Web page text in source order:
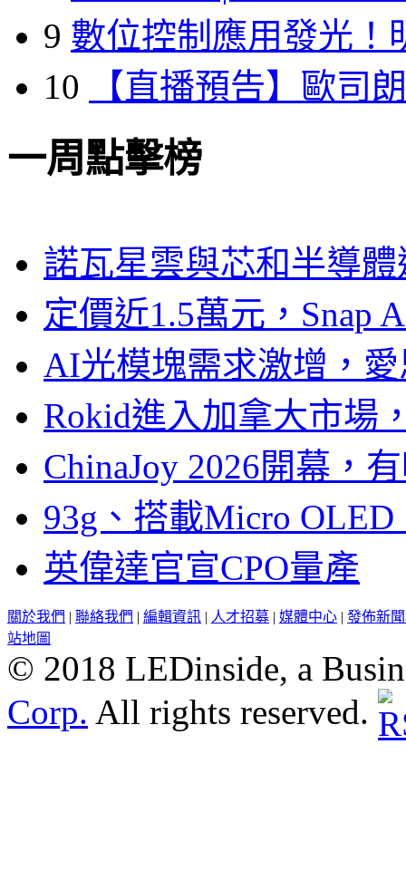
9 數位控制應用發光！
10
【直播預告】歐司
一周點擊榜
諾瓦星雲與芯和半導
定價近1.5萬元，Snap
AI光模塊需求激增，
Rokid進入加拿大市場
ChinaJoy 2026開幕，
93g、搭載Micro
英偉達官宣CPO量產
關於我們 | 聯絡我們 | 編輯資訊 | 人才招募 | 媒體中心 | 發佈新
站地圖
© 2018 LEDinside, a
Corp. All rights reserved.